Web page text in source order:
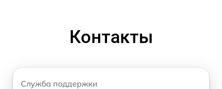
Контакты
Служба поддержки